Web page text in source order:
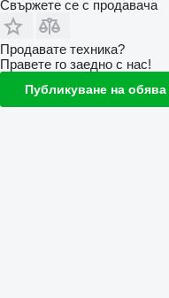
Свържете се с продавача
Продавате техника?
Правете го заедно с нас!
Публикуване на обява